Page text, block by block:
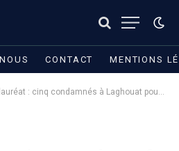
CONTACT MENTIONS
: cinq condamnés à Laghouat pour fraude par SMS